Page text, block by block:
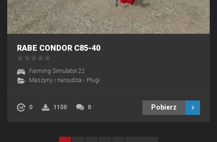
RABE CONDOR C85-40
Farming Simulator 22
Maszyny i narzędzia › Pługi
0 1150 0 Pobierz